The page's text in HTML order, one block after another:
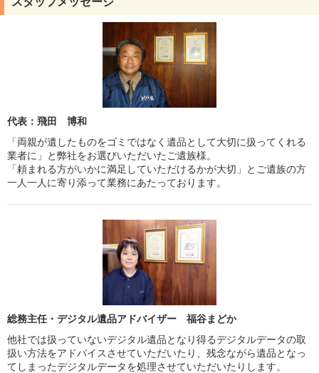
代表：飛田 博和
「両親が遺したものをゴミではなく遺品として大切に扱ってくれる
業者に」と弊社をお選びいただいたご遺族様。
「頼まれる方がいかに満足していただけるかが大切」とご遺族の方
一人一人に寄り添って業務にあたっております。
総務主任・デジタル遺品アドバイザー 福谷まどか
他社では扱っていないデジタル遺品となり得るデジタルデータの取
扱い方法をアドバイスさせていただいたり、残念ながら遺品となっ
てしまったデジタルデータを処理させていただいたりします。